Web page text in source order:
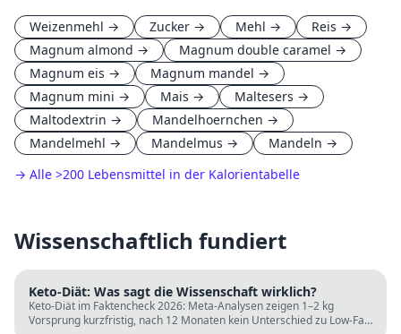
Weizenmehl → Zucker → Mehl → Reis →
Magnum almond → Magnum double caramel →
Magnum eis → Magnum mandel →
Magnum mini → Mais → Maltesers →
Maltodextrin → Mandelhoernchen →
Mandelmehl → Mandelmus → Mandeln →
→ Alle >200 Lebensmittel in der Kalorientabelle
Wissenschaftlich fundiert
Keto-Diät: Was sagt die Wissenschaft wirklich?
Keto-Diät im Faktencheck 2026: Meta-Analysen zeigen 1–2 kg
Vorsprung kurzfristig, nach 12 Monaten kein Unterschied zu Low-Fat.